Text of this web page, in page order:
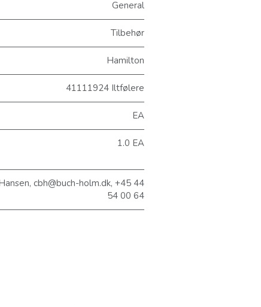
General
Tilbehør
Hamilton
41111924 Iltfølere
EA
1.0 EA
cbh@buch-holm.dk, +45 44
54 00 64